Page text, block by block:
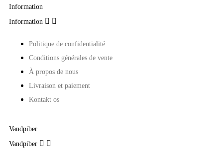
Information
Information  
Politique de confidentialité
Conditions générales de vente
À propos de nous
Livraison et paiement
Kontakt os
Vandpiber
Vandpiber  